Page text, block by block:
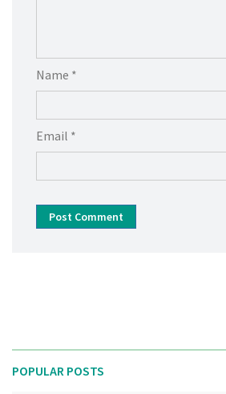
Name *
Email *
Post Comment
POPULAR POSTS